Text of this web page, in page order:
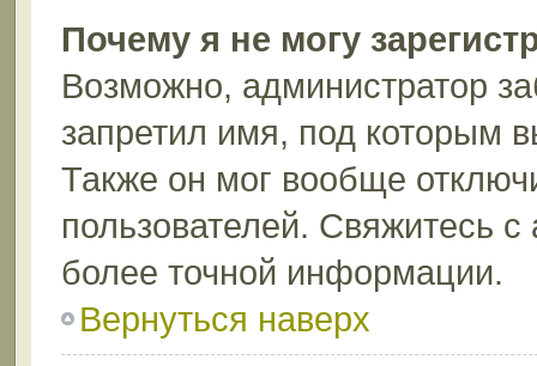
Почему я не могу
Возможно, администратор
запретил имя, под которым
Также он мог вообще
пользователей. Свяжитесь
более точной информации.
Вернуться наверх